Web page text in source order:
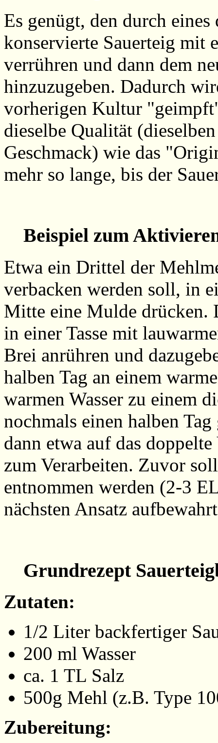
Es genügt, den durch
konservierte Sauerteig mit
verrühren und dann dem
hinzuzugeben. Dadurch
vorherigen Kultur
dieselbe Qualität
Geschmack) wie das
mehr so lange, bis der
Beispiel zum
Etwa ein Drittel der
verbacken werden soll, in
Mitte eine Mulde drücken.
in einer Tasse mit
Brei anrühren und
halben Tag an einem
warmen Wasser zu einem
nochmals einen halben
dann etwa auf das
zum Verarbeiten. Zuvor
entnommen werden (2-3
nächsten Ansatz
Grundrezept
Zutaten:
1/2 Liter backfertiger
200 ml Wasser
ca. 1 TL Salz
500g Mehl (z.B. Type
Zubereitung: